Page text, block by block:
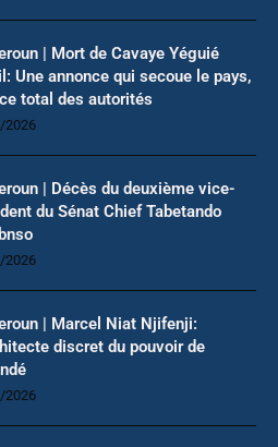
| Mort de Cavaye Yéguié
Une annonce qui secoue le pays,
total des autorités
2026
| Décès du deuxième vice-
du Sénat Chief Tabetando
2026
| Marcel Niat Njifenji:
discret du pouvoir de
2026